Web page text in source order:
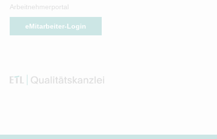
Arbeitnehmerportal
eMitarbeiter-Login